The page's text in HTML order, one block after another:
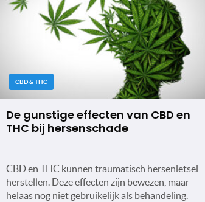
CBD & THC
De gunstige effecten van CBD en
THC bij hersenschade
CBD en THC kunnen traumatisch hersenletsel
herstellen. Deze effecten zijn bewezen, maar
helaas nog niet gebruikelijk als behandeling.